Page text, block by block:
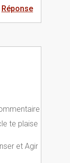
Réponse
te plaise
et Agir